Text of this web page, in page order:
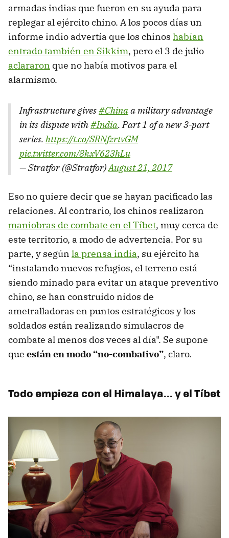
armadas indias que fueron en su ayuda para
replegar al ejército chino. A los pocos días un
informe indio advertía que los chinos habían
entrado también en Sikkim, pero el 3 de julio
aclararon que no había motivos para el
alarmismo.
Infrastructure gives#Chinaa military advantage
in its dispute with#India. Part 1 of a new 3-part
series. https://t.co/SRNfzrtvGM
pic.twitter.com/8kxV623hLu
— Stratfor (@Stratfor)August 21, 2017
Eso no quiere decir que se hayan pacificado las
relaciones. Al contrario, los chinos realizaron
maniobras de combate en el Tíbet, muy cerca de
este territorio, a modo de advertencia. Por su
parte, y según la prensa india, su ejército ha
“instalando nuevos refugios, el terreno está
siendo minado para evitar un ataque preventivo
chino, se han construido nidos de
ametralladoras en puntos estratégicos y los
soldados están realizando simulacros de
combate al menos dos veces al día". Se supone
que están en modo “no-combativo”, claro.
Todo empieza con el Himalaya... y el Tíbet